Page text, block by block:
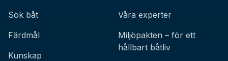
Sök båt
Färdmål
Kunskap
Våra experter
Miljöpakten – för ett
hållbart båtliv